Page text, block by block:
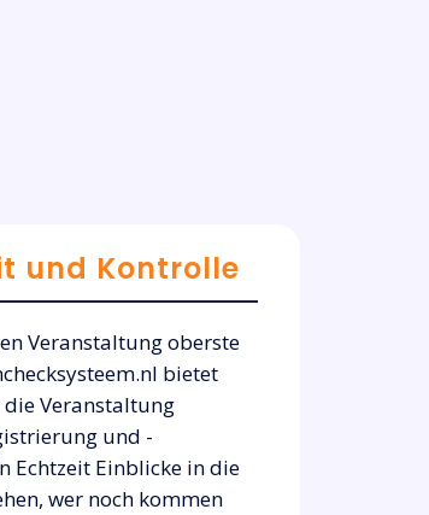
und Kontrolle
Veranstaltung oberste
bietet
Veranstaltung
und -
Echtzeit Einblicke in die
wer noch kommen